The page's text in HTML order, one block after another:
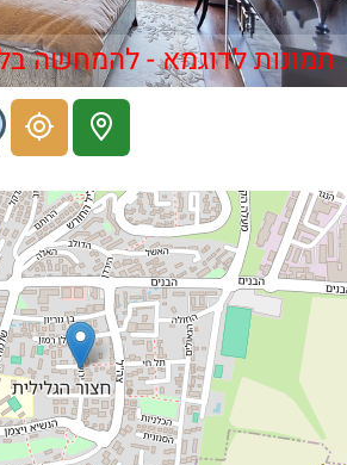
תמונות לדוגמא - להמחשה